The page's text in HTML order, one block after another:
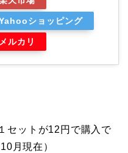
ショッピング
メルカリ
セットが12円で購入で
月現在）